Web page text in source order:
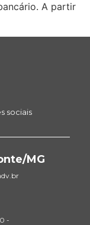
A partir
sociais
MG
-